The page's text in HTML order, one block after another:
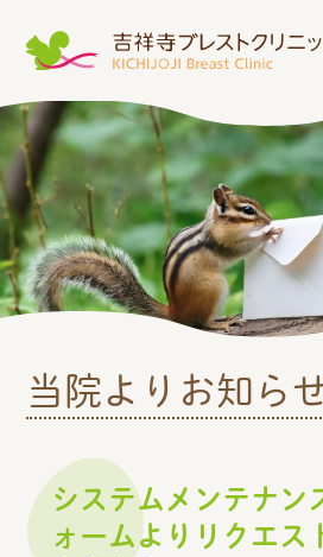
当院のご紹介
診療時間
ご予約のない場合の診
院長よりメッセージ
院長プロフィール
当院よりお知ら
システムメンテナン
ォームよりリクエス